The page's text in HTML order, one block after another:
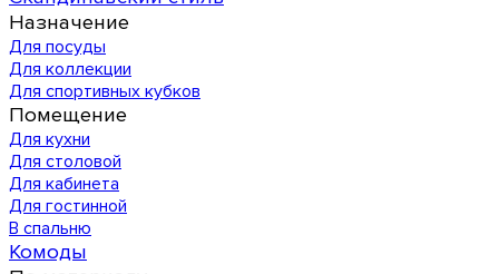
Назначение
Для посуды
Для коллекции
Для спортивных кубков
Помещение
Для кухни
Для столовой
Для кабинета
Для гостинной
В спальню
Комоды